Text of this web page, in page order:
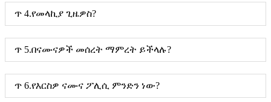
ጥ 4.የመላኪያ ጊዜዎስ?
ጥ 5.በናሙናዎች መሰረት ማምረት ይችላሉ?
ጥ 6.የእርስዎ ናሙና ፖሊሲ ምንድን ነው?